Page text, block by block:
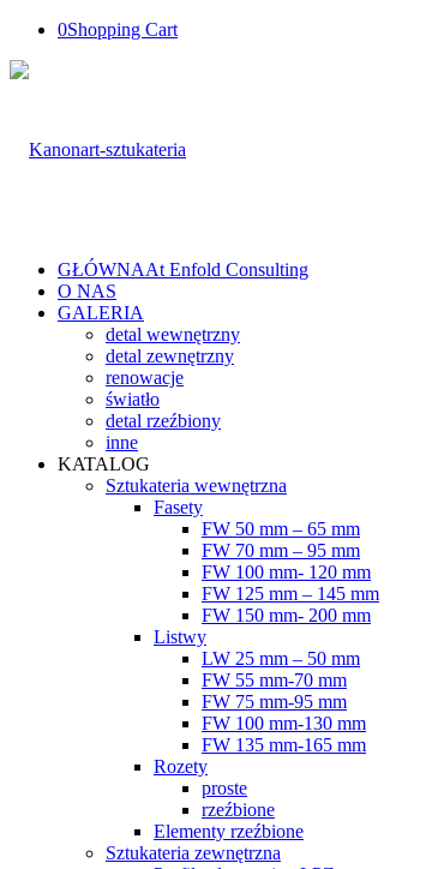
0Shopping Cart
GŁÓWNAAt Enfold Consulting
O NAS
GALERIA
detal wewnętrzny
detal zewnętrzny
renowacje
światło
detal rzeźbiony
inne
KATALOG
Sztukateria wewnętrzna
Fasety
FW 50 mm – 65 mm
FW 70 mm – 95 mm
FW 100 mm- 120 mm
FW 125 mm – 145 mm
FW 150 mm- 200 mm
Listwy
LW 25 mm – 50 mm
FW 55 mm-70 mm
FW 75 mm-95 mm
FW 100 mm-130 mm
FW 135 mm-165 mm
Rozety
proste
rzeźbione
Elementy rzeźbione
Sztukateria zewnętrzna